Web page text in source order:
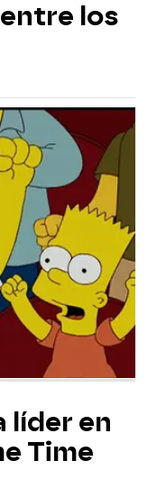
los
líder en
Time